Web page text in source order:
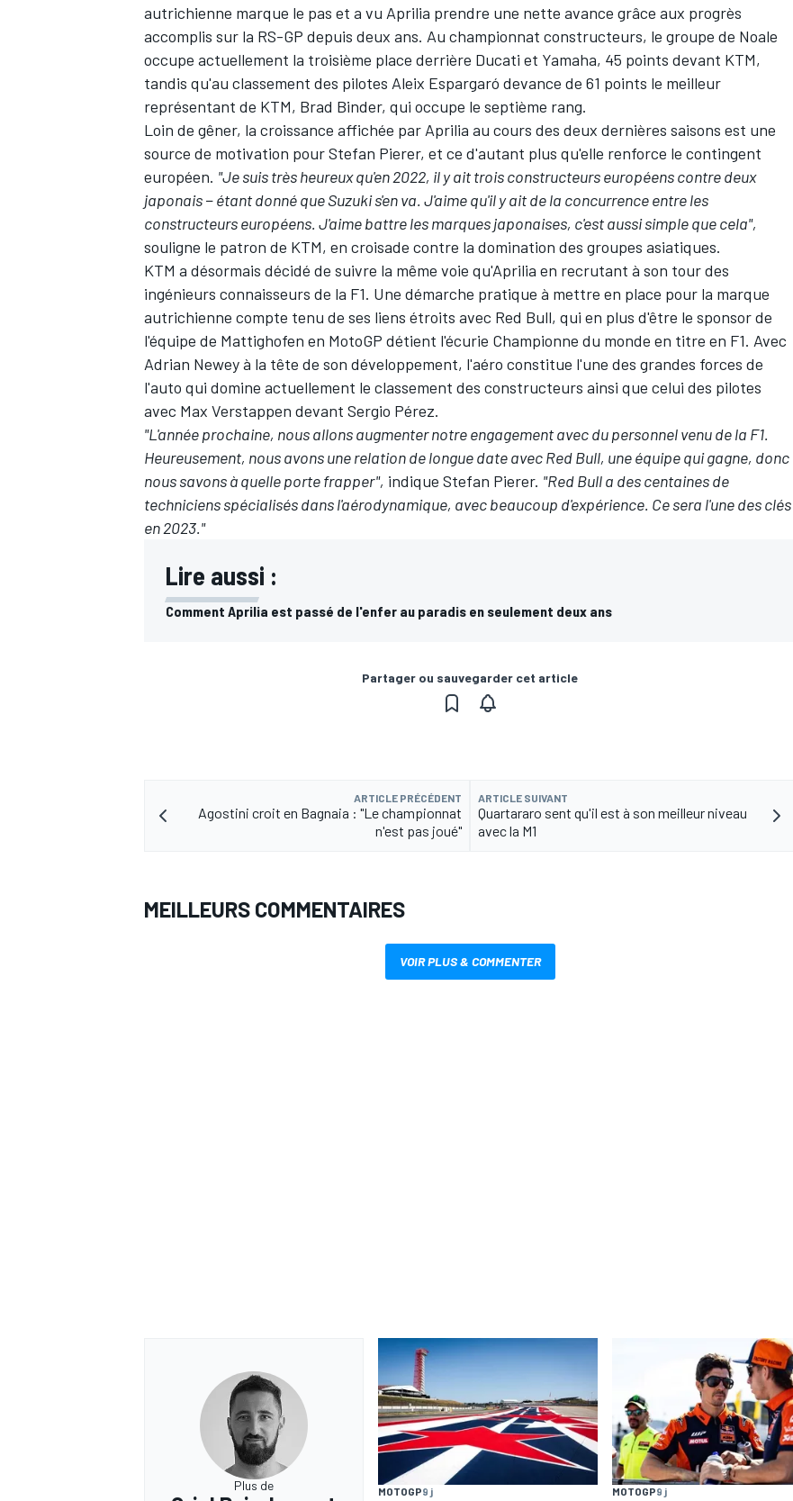
AUTRES CHAMPIONNATS
autrichienne marque le pas et a vu Aprilia prendre une nette avance grâce aux progrès
accomplis sur la RS-GP depuis deux ans. Au championnat constructeurs, le groupe de Noale
occupe actuellement la troisième place derrière Ducati et Yamaha, 45 points devant KTM,
tandis qu'au classement des pilotes Aleix Espargaró devance de 61 points le meilleur
représentant de KTM, Brad Binder, qui occupe le septième rang.
Loin de gêner, la croissance affichée par Aprilia au cours des deux dernières saisons est une
source de motivation pour Stefan Pierer, et ce d'autant plus qu'elle renforce le contingent
européen. "Je suis très heureux qu'en 2022, il y ait trois constructeurs européens contre deux
japonais − étant donné que Suzuki s'en va. J'aime qu'il y ait de la concurrence entre les
constructeurs européens. J'aime battre les marques japonaises, c'est aussi simple que cela",
souligne le patron de KTM, en croisade contre la domination des groupes asiatiques.
KTM a désormais décidé de suivre la même voie qu'Aprilia en recrutant à son tour des
ingénieurs connaisseurs de la F1. Une démarche pratique à mettre en place pour la marque
autrichienne compte tenu de ses liens étroits avec Red Bull, qui en plus d'être le sponsor de
l'équipe de Mattighofen en MotoGP détient l'écurie Championne du monde en titre en F1. Avec
Adrian Newey à la tête de son développement, l'aéro constitue l'une des grandes forces de
l'auto qui domine actuellement le classement des constructeurs ainsi que celui des pilotes
avec Max Verstappen devant Sergio Pérez.
"L'année prochaine, nous allons augmenter notre engagement avec du personnel venu de la F1.
Heureusement, nous avons une relation de longue date avec Red Bull, une équipe qui gagne, donc
nous savons à quelle porte frapper", indique Stefan Pierer. "Red Bull a des centaines de
techniciens spécialisés dans l'aérodynamique, avec beaucoup d'expérience. Ce sera l'une des clés
en 2023."
Lire aussi :
Comment Aprilia est passé de l'enfer au paradis en seulement deux ans
Partager ou sauvegarder cet article
ARTICLE PRÉCÉDENT
Agostini croit en Bagnaia : "Le championnat
n'est pas joué"
ARTICLE SUIVANT
Quartararo sent qu'il est à son meilleur niveau
avec la M1
MEILLEURS COMMENTAIRES
VOIR PLUS & COMMENTER
Plus de MOTOGP9 j MOTOGP9 j